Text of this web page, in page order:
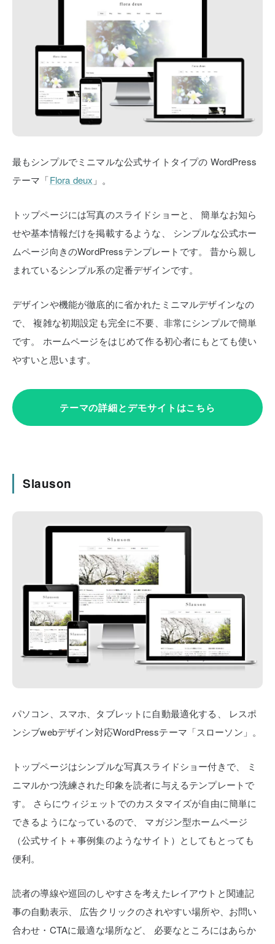
最もシンプルでミニマルな公式サイトタイプの WordPress
テーマ「Flora deux 」。
トップページには写真のスライドショーと、
簡単なお知ら
せや基本情報だけを掲載するような、
シンプルな公式ホー
ムページ向きのWordPressテンプレートです。
昔から親し
まれているシンプル系の定番デザインです。
デザインや機能が徹底的に省かれたミニマルデザインなの
で、
複雑な初期設定も完全に不要、非常にシンプルで簡単
です。
ホームページをはじめて作る初心者にもとても使い
やすいと思います。
テーマの詳細とデモサイトはこちら
Slauson
パソコン、スマホ、タブレットに自動最適化する、
レスポ
ンシブwebデザイン対応WordPressテーマ「スローソン」。
トップページはシンプルな写真スライドショー付きで、
ミ
ニマルかつ洗練された印象を読者に与えるテンプレートで
す。
さらにウィジェットでのカスタマイズが自由に簡単に
できるようになっているので、
マガジン型ホームページ
（公式サイト＋事例集のようなサイト）としてもとっても
便利。
読者の導線や巡回のしやすさを考えたレイアウトと関連記
事の自動表示、
広告クリックのされやすい場所や、お問い
合わせ・CTAに最適な場所など、
必要なところにはあらか